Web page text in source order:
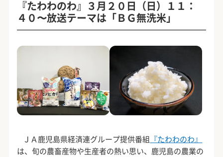
『たわわのわ』３月２０日（日）１１：
４０〜放送テーマは「ＢＧ無洗米」
ＪＡ鹿児島県経済連グループ提供番組 『たわわのわ』
は、旬の農畜産物や生産者の熱い思い、鹿児島の農業の